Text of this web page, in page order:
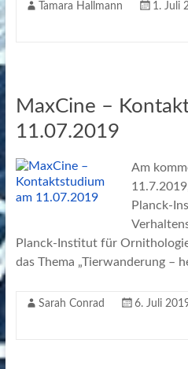
Tamara Hallmann 1. Juli
MaxCine –
11.07.2019
Am
Planck-
Planck-Institut für
das Thema „Tierwanderung –
Sarah Conrad 6. Juli